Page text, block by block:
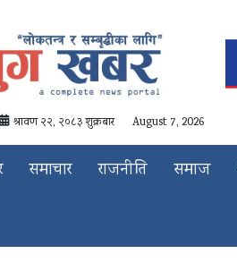
श्रावण २२, २०८३ शुक्रबार August 7, 2026
समाचार राजनीति समाज